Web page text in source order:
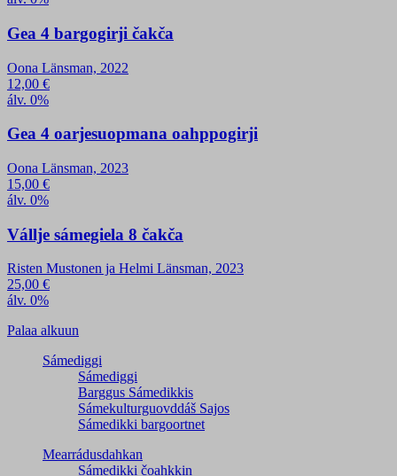
Gea 4 bargogirji čakča
Oona Länsman, 2022
12,00 €
álv. 0%
Gea 4 oarjesuopmana oahppogirji
Oona Länsman, 2023
15,00 €
álv. 0%
Vállje sámegiela 8 čakča
Risten Mustonen ja Helmi Länsman, 2023
25,00 €
álv. 0%
Palaa alkuun
Sámediggi
Sámediggi
Barggus Sámedikkis
Sámekulturguovddáš Sajos
Sámedikki bargoortnet
Mearrádusdahkan
Sámedikki čoahkkin